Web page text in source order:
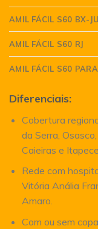
AMIL FÁCIL S60 BX-
AMIL FÁCIL S60 RJ
AMIL FÁCIL S60
Diferenciais:
Cobertura
da Serra,
Caieiras e
Rede com
Vitória Anália
Amaro.
Com ou sem